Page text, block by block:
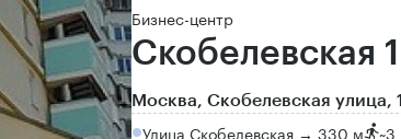
Бизнес-центр
Скобелевская 1
Москва, Скобелевская улица, 1
Улица Скобелевская → 330 м ~3